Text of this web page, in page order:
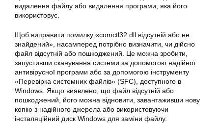
видалення файлу або видалення програми, яка його
використовує.
Щоб виправити помилку «comctl32.dll відсутній або не
знайдений», насамперед потрібно визначити, чи дійсно
файл відсутній або пошкоджений. Це можна зробити,
запустивши сканування системи за допомогою надійної
антивірусної програми або за допомогою інструменту
«Перевірка системних файлів» (SFC), доступного в
Windows. Якщо виявлено, що файл відсутній або
пошкоджений, його можна відновити, завантаживши нову
копію з надійного джерела або використовуючи
інсталяційний диск Windows для заміни файлу.